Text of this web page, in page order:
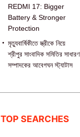
REDMI 17: Bigger
Battery & Stronger
Protection
মৃত্যুবার্ষিকীতে স্ত্রীকে নিয়ে
শ্রীপুর সাংবাদিক সমিতির সাধারণ
সম্পাদকের আবেগঘন স্ট্যাটাস
TOP SEARCHES